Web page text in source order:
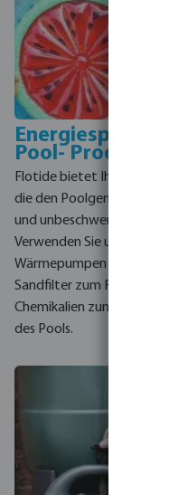
Energiesparende
Pool- Produkte
Flotide bietet Ihnen Produkte,
die den Poolgenuss einfacher
und unbeschwerter machen.
Verwenden Sie unsere
Wärmepumpen zum Heizen,
Sandfilter zum Reinigen und
Chemikalien zum Desinfizieren
des Pools.